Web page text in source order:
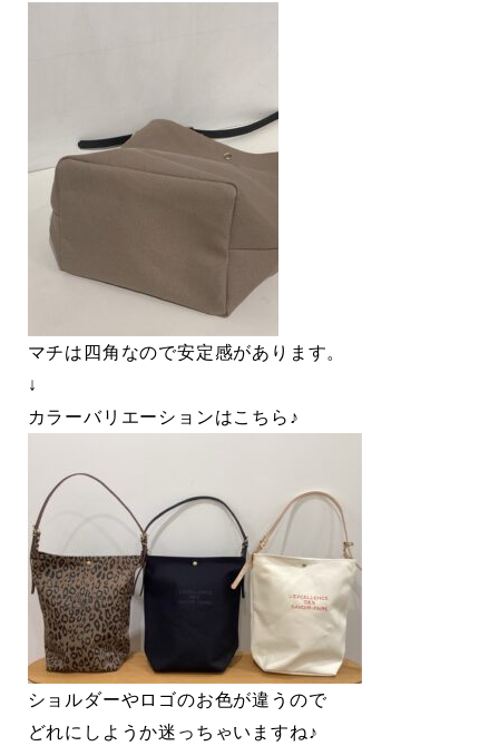
マチは四角なので安定感があります。
↓
カラーバリエーションはこちら♪
ショルダーやロゴのお色が違うので
どれにしようか迷っちゃいますね♪